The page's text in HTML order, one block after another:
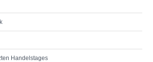
Handelstages